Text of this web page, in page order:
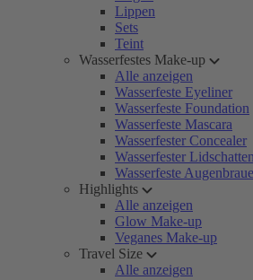
Lippen
Sets
Teint
Wasserfestes Make-up
Alle anzeigen
Wasserfeste Eyeliner
Wasserfeste Foundation
Wasserfeste Mascara
Wasserfester Concealer
Wasserfester Lidschatten
Wasserfeste
Highlights
Alle anzeigen
Glow Make-up
Veganes Make-up
Travel Size
Alle anzeigen